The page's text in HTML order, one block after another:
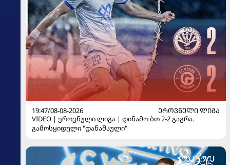
19:47/08-08-2026
ᲔᲠᲝᲕᲜᲣᲚᲘ ᲚᲘᲒᲐ
VIDEO | ეროვნული ლიგა | დინამო ბთ 2-2 გაგრა.
გამოსყიდული "დანაშაული"